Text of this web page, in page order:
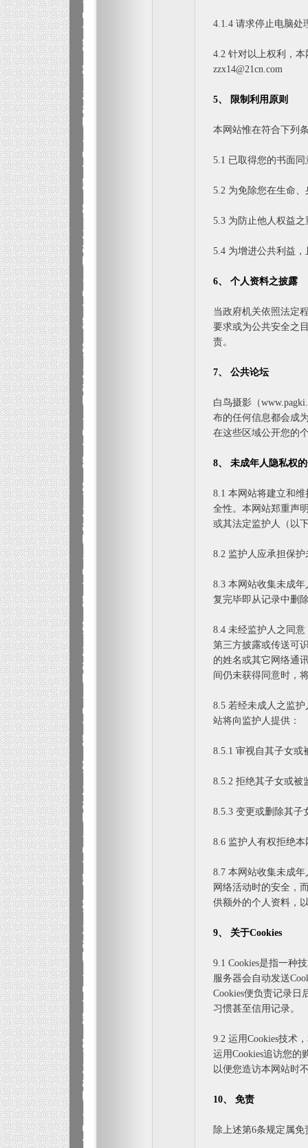
4.1.4 请求停止电脑处
4.2 针对以上权利，
zzx14@21cn.com
5、 限制利用原则
本网站惟在符合下列
5.1 已取得您的书面同
5.2 为免除您在生命
5.3 为防止他人权益
5.4 为增进公共利益
6、 个人资料之披露
当政府机关依照法定
要求或为公共安全之
责。
7、 公共论坛
白鸟摄影（
布的任何信息都会成
在这些区域公开您的
8、 未成年人隐私权
8.1 本网站将建立和
全性。本网站郑重声
或其法定监护人（以
8.2 监护人应承担保
8.3 本网站收集未成
复完毕即从记录中删
8.4 未经监护人之同
第三方披露或传送可
的姓名或其它网络通
间仍未获得同意时，
8.5 若经未成人之监
站将向监护人提供：
8.5.1 审视自其子女或
8.5.2 拒绝其子女或被
8.5.3 变更或删除其子
8.6 监护人有权拒绝
8.7 本网站收集未成
网络活动时的安全，
供额外的个人资料，
9、 关于Cookies
9.1 Cookies是指一种
服务器会自动发送
Cookies便负责记录
习惯甚至信用记录。
9.2 运用Cookies技术
运用Cookies追访您
以便您造访本网站时
10、 免责
除上述第6条规定属